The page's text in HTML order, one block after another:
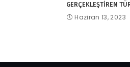
GERÇEKLEŞTİREN
Haziran 13, 2023